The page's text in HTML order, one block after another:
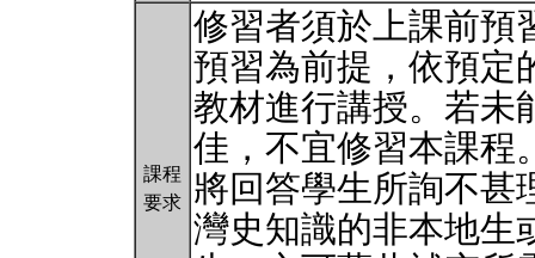
課程
要求
修習者須於上課前預
預習為前提，依預定
教材進行講授。若未
佳，不宜修習本課程
將回答學生所詢不甚
灣史知識的非本地生